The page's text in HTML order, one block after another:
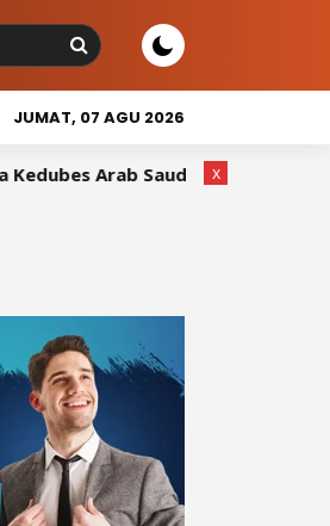
JUMAT, 07 AGU 2026
Arab Saudi Wakil Bupati
x